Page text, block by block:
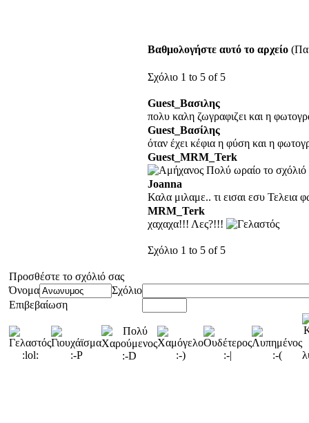
Βαθμολογήστε αυτό το αρχείο
Σχόλιο 1 to 5 of 5
Guest_Βασιλης
πολυ καλη ζωγραφιζει και η
Guest_Βασίλης
όταν έχει κέφια η φύση και η
Guest_MRM_Terk
Πολύ ωραίο το
Joanna
Καλα μιλαμε.. τι εισαι εσυ Τελεια
MRM_Terk
χαχαχα!!! Λες?!!!
Σχόλιο 1 to 5 of 5
Προσθέστε το σχόλιό σας
Όνομα
Σχόλιο
Επιβεβαίωση